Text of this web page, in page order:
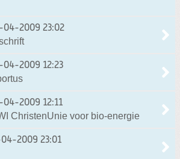
04-2009 23:02
04-2009 12:23
04-2009 12:11
ChristenUnie voor bio-energie
2009 23:01